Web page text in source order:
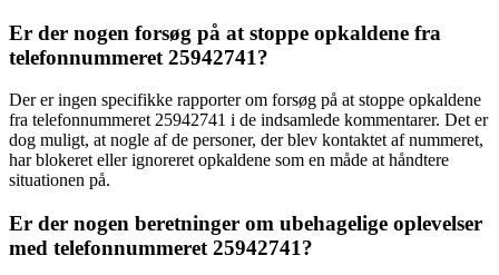
Er der nogen forsøg på at stoppe opkaldene fra
telefonnummeret 25942741?
Der er ingen specifikke rapporter om forsøg på at stoppe opkaldene
fra telefonnummeret 25942741 i de indsamlede kommentarer. Det er
dog muligt, at nogle af de personer, der blev kontaktet af nummeret,
har blokeret eller ignoreret opkaldene som en måde at håndtere
situationen på.
Er der nogen beretninger om ubehagelige oplevelser
med telefonnummeret 25942741?